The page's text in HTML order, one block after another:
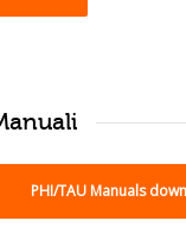
PHI/TAU Manuals